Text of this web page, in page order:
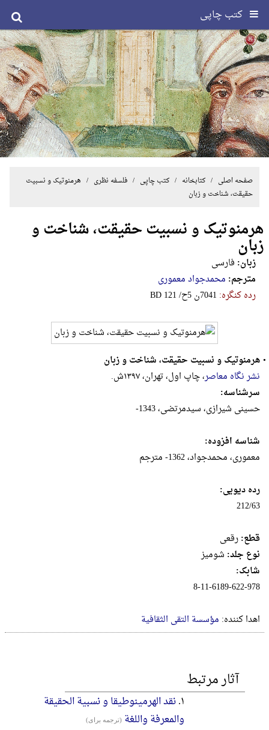
کتب چاپی
صفحه اصلی / کتابخانه /کتب چاپی /فلسفه نظری / هرمنوتیک و نسبیت
حقیقت، شناخت و زبان
هرمنوتیک و نسبیت حقیقت، شناخت و
زبان
زبان: فارسی
مترجم: محمدجواد معموری
رده کنگره: ‎B‎D‎ ‎1‎2‎1‎ ‎/‎ح‎5‎ ‎ن‎7‎0‎4‎1
•هرمنوتیک و نسبیت حقیقت، شناخت و زبان
نشر نگاه معاصر، چاپ اول، تهران، ۱۳۹۷ش.
سرشناسه:
حسینی شیرازی، سیدمرتضی، 1343-
شناسه افزوده:
معموری، محمدجواد، 1362- مترجم
رده دیویی:
212/63
قطع:رقعى
نوع جلد: شومیز
شابک:
8-11-6189-622-978
اهدا کننده: مؤسسة التقی الثقافیة
آثار مرتبط
۱. نقد الهرمینوطیقا و نسبیة الحقیقة
والمعرفة واللغة (ترجمه برای)